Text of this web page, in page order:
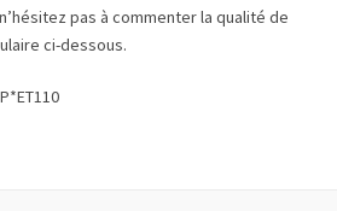
pas à commenter la qualité de
ci-dessous.